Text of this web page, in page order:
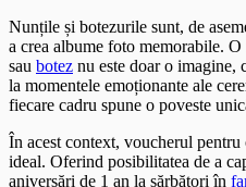
Nunțile și botezurile sunt, de
a crea albume foto memorabile.
sau botez nu este doar o imagine,
la momentele emoționante ale
fiecare cadru spune o poveste
În acest context, voucherul
ideal. Oferind posibilitatea de a
aniversări de 1 an la sărbători în